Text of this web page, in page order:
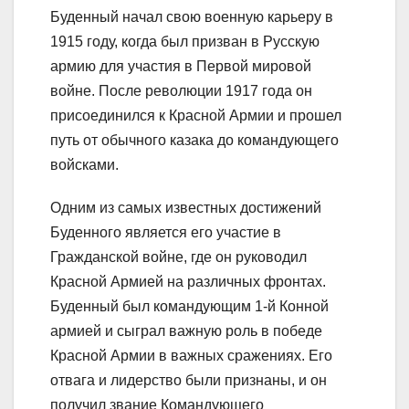
Буденный начал свою военную карьеру в
1915 году, когда был призван в Русскую
армию для участия в Первой мировой
войне. После революции 1917 года он
присоединился к Красной Армии и прошел
путь от обычного казака до командующего
войсками.
Одним из самых известных достижений
Буденного является его участие в
Гражданской войне, где он руководил
Красной Армией на различных фронтах.
Буденный был командующим 1-й Конной
армией и сыграл важную роль в победе
Красной Армии в важных сражениях. Его
отвага и лидерство были признаны, и он
получил звание Командующего